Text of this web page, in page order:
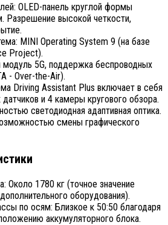
OLED-панель круглой формы
высокой четкости,
MINI Operating System 9 (на базе
Project).
модуль 5G, поддержка беспроводных
- Over-the-Air).
Driving Assistant Plus включает в себя
датчиков и 4 камеры кругового обзора.
светодиодная адаптивная оптика.
смены графического
Около 1780 кг (точное значение
оборудования).
по осям: Близкое к 50:50 благодаря
аккумуляторного блока.